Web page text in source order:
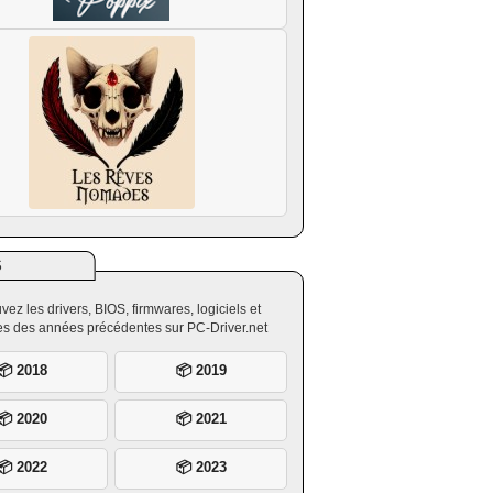
les drivers, BIOS, firmwares, logiciels et
des années précédentes sur PC-Driver.net
2018 📦 2019
2020 📦 2021
2022 📦 2023